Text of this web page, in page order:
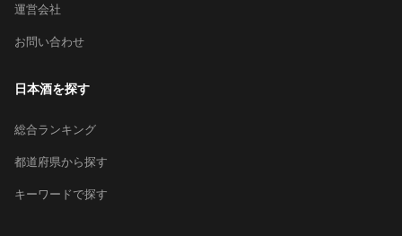
運営会社
お問い合わせ
日本酒を探す
総合ランキング
都道府県から探す
キーワードで探す